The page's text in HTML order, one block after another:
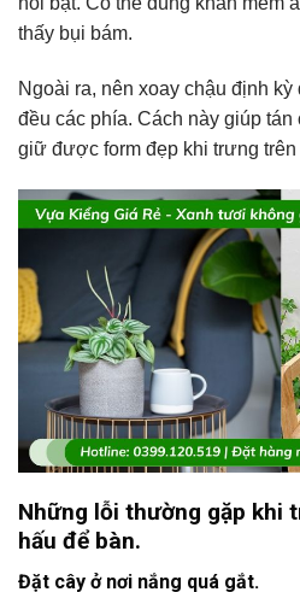
thấy bụi bám.
Ngoài ra, nên xoay chậu định
đều các phía. Cách này giúp tán
giữ được form đẹp khi trưng trên
Những lỗi thường gặp khi
hấu để bàn.
Đặt cây ở nơi nắng quá gắt.